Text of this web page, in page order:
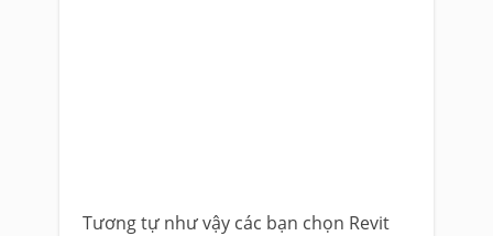
Tương tự như vậy các bạn chọn Revit